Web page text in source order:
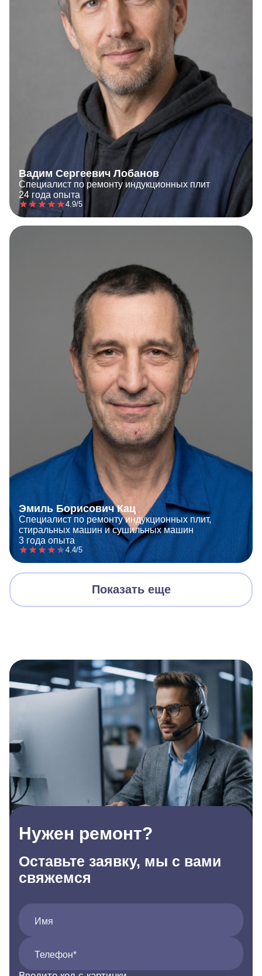
Вадим Сергеевич Лобанов
Специалист по ремонту индукционных плит
24 года опыта
4.9/5
Эмиль Борисович Кац
Специалист по ремонту индукционных плит,
стиральных машин и сушильных машин
3 года опыта
4.4/5
Показать еще
Нужен ремонт?
Оставьте заявку, мы с вами
свяжемся
Имя
Телефон*